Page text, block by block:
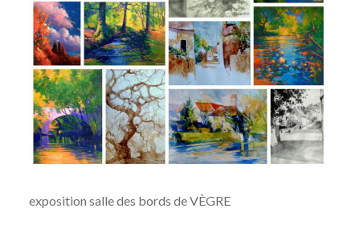
exposition salle des bords de VÈGRE